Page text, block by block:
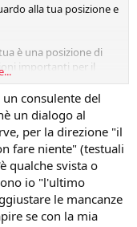
alla tua posizione e
è una posizione di
importanti per il
notturno. In effetti, il
con quello di un
da una
a un addetto alla
consultare il tuo
per verificare se
consulente del
un dialogo al
per la direzione "il
fare niente" (testuali
qualche svista o
io "l'ultimo
le mancanze
se con la mia